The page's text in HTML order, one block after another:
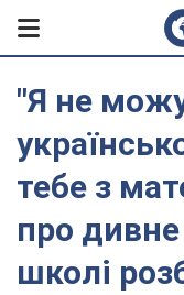
"Я не
тебе з
про
школі